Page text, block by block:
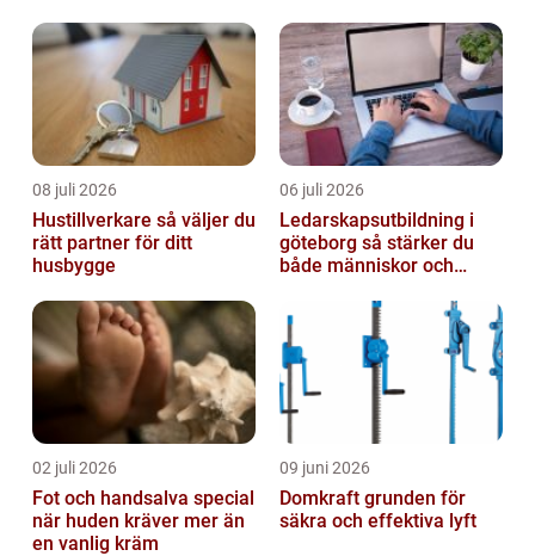
08 juli 2026
Hustillverkare så väljer du
rätt partner för ditt
husbygge
06 juli 2026
Ledarskapsutbildning i
göteborg så stärker du
både människor och
02 juli 2026
Fot och handsalva special
när huden kräver mer än
en vanlig kräm
09 juni 2026
Domkraft grunden för
säkra och effektiva lyft